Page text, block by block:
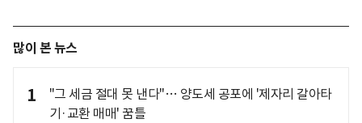
많이 본 뉴스
1
"그 세금 절대 못 낸다"… 양도세 공포에 '제자리 갈아타
기·교환 매매' 꿈틀